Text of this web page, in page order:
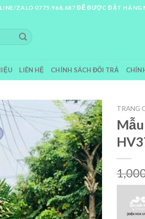
ZALO 0775.968.687 ĐỂ ĐƯỢC ĐẶT HÀNG
LIÊN HỆ CHÍNH SÁCH ĐỔI TRẢ
TRANG